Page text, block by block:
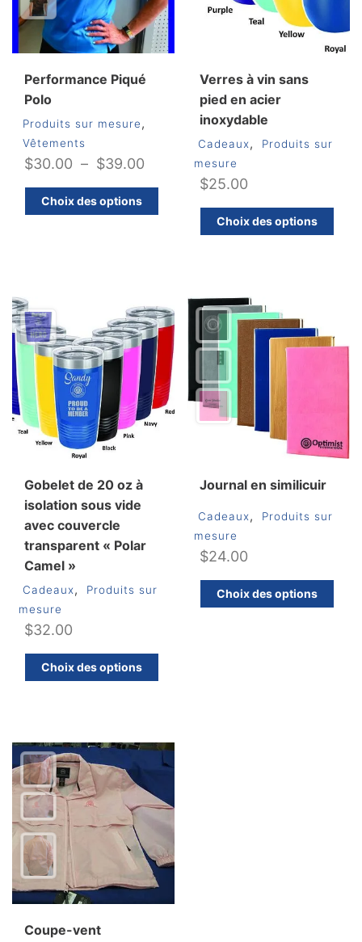
Performance Piqué
Polo
Produits sur mesure,
Vêtements
$30.00 – $39.00
de
Choix des options
produit
options
peuvent
être
choisies
sur
page
Verres à vin sans
pied en acier
inoxydable
Cadeaux,
Produits sur
mesure
$25.00
Choix des options
du
Gobelet de 20 oz à
isolation sous vide
avec couvercle
transparent « Polar
Camel »
Cadeaux,
Produits sur
mesure
$32.00
Choix des options
Les
être
choisies
la
du
Journal en similicuir
Cadeaux,
Produits sur
mesure
$24.00
Choix des options
Coupe-vent